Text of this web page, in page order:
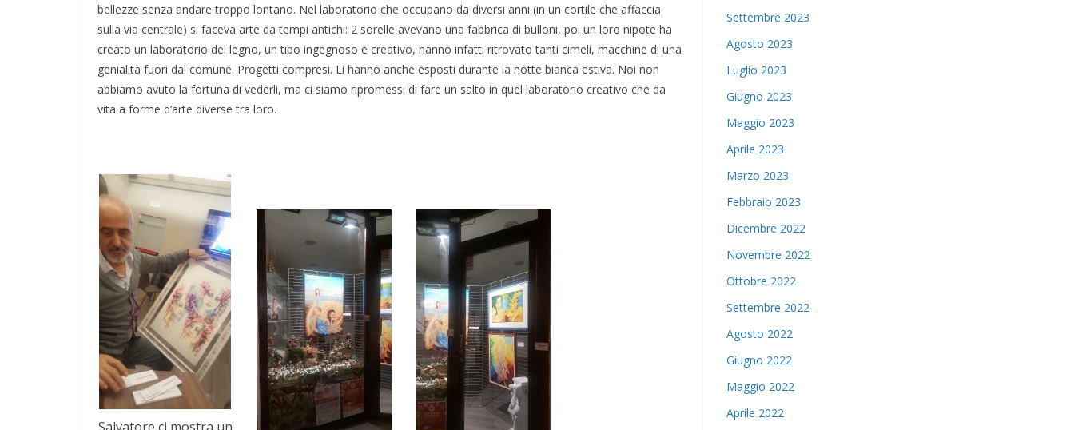
bellezze senza andare troppo lontano. Nel laboratorio che occupano da diversi anni (in un cortile che affaccia
sulla via centrale) si faceva arte da tempi antichi: 2 sorelle avevano una fabbrica di bulloni, poi un loro nipote ha
creato un laboratorio del legno, un tipo ingegnoso e creativo, hanno infatti ritrovato tanti cimeli, macchine di una
genialità fuori dal comune. Progetti compresi. Li hanno anche esposti durante la notte bianca estiva. Noi non
abbiamo avuto la fortuna di vederli, ma ci siamo ripromessi di fare un salto in quel laboratorio creativo che da
vita a forme d’arte diverse tra loro.
Settembre 2023
Agosto 2023
Luglio 2023
Giugno 2023
Maggio 2023
Aprile 2023
Marzo 2023
Febbraio 2023
Dicembre 2022
Novembre 2022
Ottobre 2022
Settembre 2022
Agosto 2022
Giugno 2022
Maggio 2022
Aprile 2022